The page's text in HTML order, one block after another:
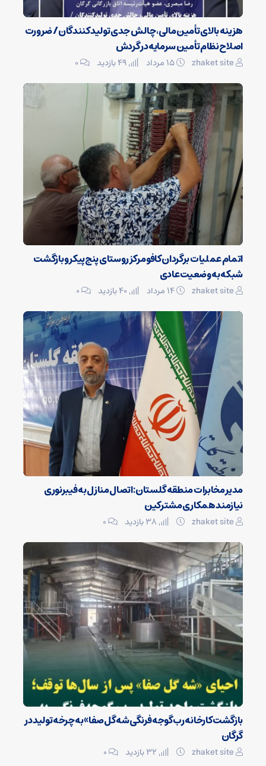
هزینه بالای تأمین مالی، چالش جدی تولیدکنندگان / ضرورت
اصلاح نظام تأمین سرمایه در گردش
zhaket site ۰
اتمام عملیات برگردان کافو مرکز روستای پنج‌پیکر و بازگشت
شبکه به وضعیت عادی
zhaket site ۰
مدیر مخابرات منطقه گلستان: اتصال منازل به فیبرنوری
نیازمند همکاری مشترکین
zhaket site ۰
بازگشت کارخانه رب گوجه فرنگی شه گل صفا» به چرخه تولید در
گرگان
zhaket site ۰